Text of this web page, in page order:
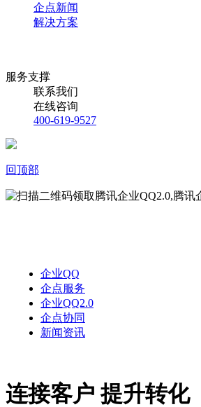
企点新闻
解决方案
服务支撑
联系我们
在线咨询
400-619-9527
回顶部
企业QQ
企点服务
企业QQ2.0
企点协同
新闻资讯
连接客户 提升转化